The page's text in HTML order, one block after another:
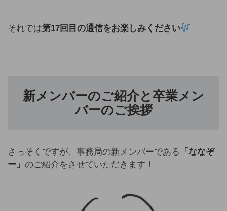
それでは第17回目の通信をお楽しみください
新メンバーのご紹介と卒業メン
バーのご挨拶
さっそくですが、事務局の新メンバーである
「ななぞ
ー」 のご紹介をさせていただきます！